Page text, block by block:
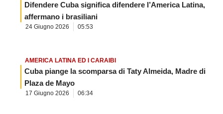
Difendere Cuba significa difendere l’America Latina,
affermano i brasiliani
24 Giugno 2026 05:53
AMERICA LATINA ED I CARAIBI
Cuba piange la scomparsa di Taty Almeida, Madre di
Plaza de Mayo
17 Giugno 2026 06:34